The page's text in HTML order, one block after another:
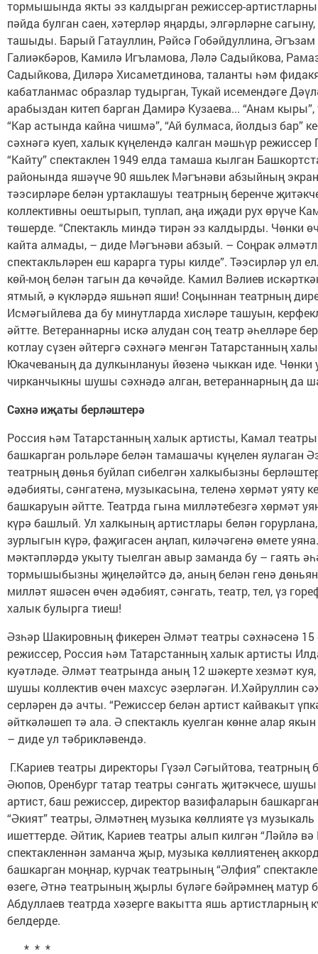
тормышында якты эз калдырган режиссер-
пәйда булган саен, хәтерләр яңарды, элгәрләрне
ташыды. Барый Гатауллин, Рәйсә Гобәйдуллина, Әгъзам
Галиәкбәров, Камилә Игъламова, Ләлә Садыйкова,
Садыйкова, Диләрә Хисаметдинова, таланты һәм
кабатланмас образлар тудырган, Тукай исемендәге
арабыздан китеп барган Дамирә Кузаева... “Анам кыры”,
“Кар астында кайна чишмә”, “Ай булмаса, йолдыз бар”
сәхнәгә куеп, халык күңелендә калган мәшһүр режиссер
“Кайту” спектаклен 1949 елда тамаша кылган
районында яшәүче 90 яшьлек Мәгънәви абзыйның
тәэсирләре белән уртаклашуы театрның беренче
коллективны оештырып, туплап, аңа иҗади рух өрүче
төшерде. “Спектакль миндә тирән эз калдырды. Чөнки
кайта алмады, – диде Мәгънәви абзый. – Соңрак
спектакльләрен еш карарга туры килде”. Тәэсирләр ул
көй-моң белән тагын да көчәйде. Камил Вәлиев
ятмый, ә күкләрдә яшьнәп яши! Соңыннан театрның
Исмәгыйлева да бу минутларда хисләре ташуын,
әйтте. Ветераннарны искә алудан соң театр әһелләре
котлау сүзен әйтергә сәхнәгә менгән Татарстанның
Юкачеваның да дулкынлануы йөзенә чыккан иде. Чөнки
чирканчыкны шушы сәхнәдә алган, ветераннарның да
Сәхнә иҗаты берләштерә
Россия һәм Татарстанның халык артис­ты, Камал
башкарган рольләре белән тамашачы күңелен яулаган
театрның дөнья буйлап сибелгән халкыбызны
әдәбияты, сәнгатенә, музыкасына, теленә хөрмәт уяту
башкаруын әйтте. Театрда гына милләтебезгә хөрмәт
күрә башлый. Ул халкының артистлары белән
зурлыгын күрә, фаҗигасен аңлап, киләчәгенә өмете
мәктәпләрдә укыту тыел­ган авыр заманда бу – гаять
тормышыбызны җиңеләйтсә дә, аның белән генә
милләт яшәсен өчен әдәбият, сәнгать, театр, тел, үз
халык булырга тиеш!
Әзһәр Шакировның фикерен Әлмәт театры сәхнәсенә 15
режиссер, Россия һәм Татарстанның халык артисты
куәтләде. Әлмәт театрында аның 12 шәкерте хезмәт
шушы коллектив өчен махсус әзерләгән. И.Хәйруллин
серләрен дә ачты. “Режиссер белән артист кайвакыт
әйткәләшеп тә ала. Ә спектакль куелган көнне алар
– диде ул тәбрикләвендә.
Г.Кариев театры директоры Гүзәл Сәгыйтова,
Әюпов, Оренбург татар театры сәнгать җитәкчесе, шушы
артист, баш режиссер, директор вазифаларын
“Әкият” театры, Әлмәтнең музыка көллияте үз
ишеттерде. Әйтик, Кариев театры алып килгән “Ләйлә
спектакленнән заманча җыр, музыка көллиятенең
башкарган моңнар, курчак театрының “Әлфия”
өзеге, Әтнә театрының җырлы бүләге бәйрәмнең матур
Абдуллаев театрда хәзерге вакытта яшь артистларның
белдерде.
* * *